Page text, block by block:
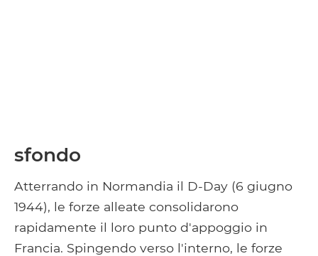
sfondo
Atterrando in Normandia il D-Day (6 giugno
1944), le forze alleate consolidarono
rapidamente il loro punto d'appoggio in
Francia. Spingendo verso l'interno, le forze